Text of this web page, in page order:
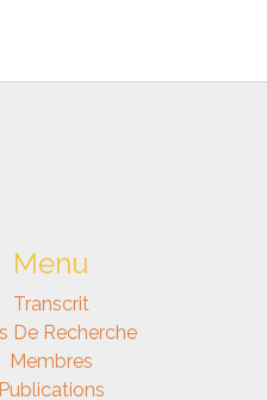
Menu
Transcrit
De Recherche
Membres
Publications